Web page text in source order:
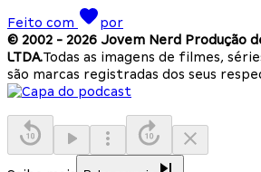
Feito com
por
© 2002 - 2026 Jovem Nerd Produção
LTDA.Todas as imagens de filmes,
são marcas registradas dos seus